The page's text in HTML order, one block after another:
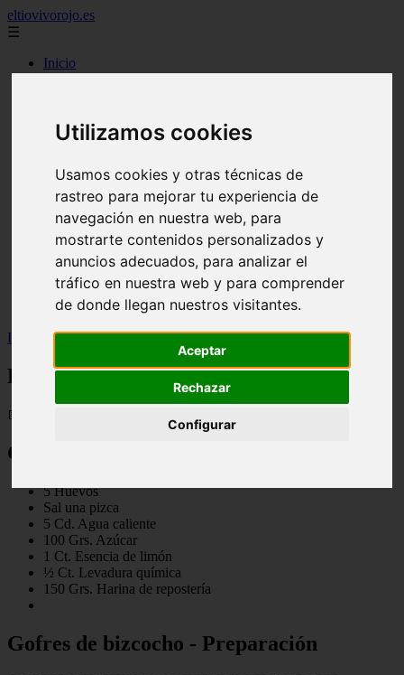
Utilizamos cookies
Usamos cookies y otras técnicas de
rastreo para mejorar tu experiencia de
navegación en nuestra web, para
mostrarte contenidos personalizados y
anuncios adecuados, para analizar el
tráfico en nuestra web y para comprender
de donde llegan nuestros visitantes.
Aceptar
Rechazar
Configurar
eltiovivorojo.es
☰
Inicio
argentina
carnes
espana
huevos
otros
postres
producto
reposteria
venezuela
verduras
Inicio
recetas >Receta Gofres de bizcocho
Receta Gofres de bizcocho
📅 10/05/2025
Gofres de bizcocho - ingredientes
5 Huevos
Sal una pizca
5 Cd. Agua caliente
100 Grs. Azúcar
1 Ct. Esencia de limón
½ Ct. Levadura química
150 Grs. Harina de repostería
Gofres de bizcocho - Preparación